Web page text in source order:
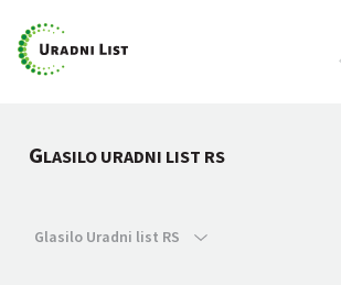
GLASILO URADNI LIST RS
Glasilo Uradni list RS